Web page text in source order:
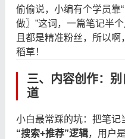
偷偷说，小编有个学员靠
做〗”这词，一篇笔记半
且都是精准粉丝，所以
稻草！
三、内容创作：
道
小白最常踩的坑：把笔记
“搜索+推荐”逻辑，用户